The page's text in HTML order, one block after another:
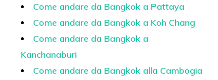
Come andare da Bangkok a Pattaya
Come andare da Bangkok a Koh Chang
Come andare da Bangkok a
Kanchanaburi
Come andare da Bangkok alla Cambogia